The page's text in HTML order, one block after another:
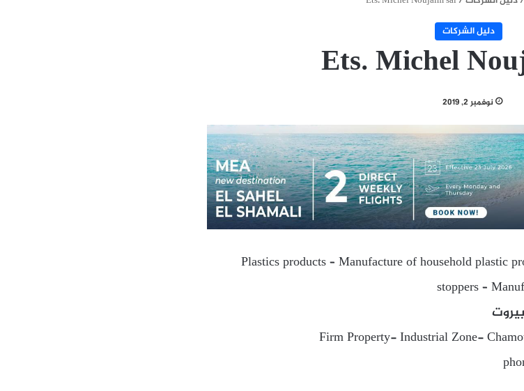
دليل الشركات
Ets. Michel
نوفمبر 2, 2019
Plastics products – Manufacture of household plastic
stoppers –
Firm Property- Industrial Zone-